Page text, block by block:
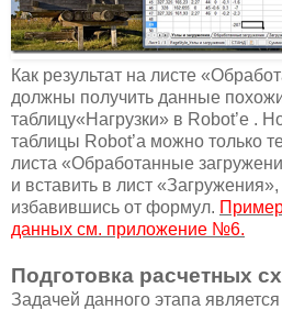
Как результат на листе
должны получить данные
таблицу«Нагрузки» в Robot’е .
таблицы Robot’а можно только
листа «Обработанные
и вставить в лист
избавившись от формул.
данных см. приложение №6.
Подготовка расчетных
Задачей данного этапа